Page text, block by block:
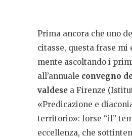
Prima ancora che uno
citasse, questa frase mi
mente ascoltando i
all’annuale convegno
valdese a Firenze
«Predicazione e
territorio»: forse “il”
eccellenza, che